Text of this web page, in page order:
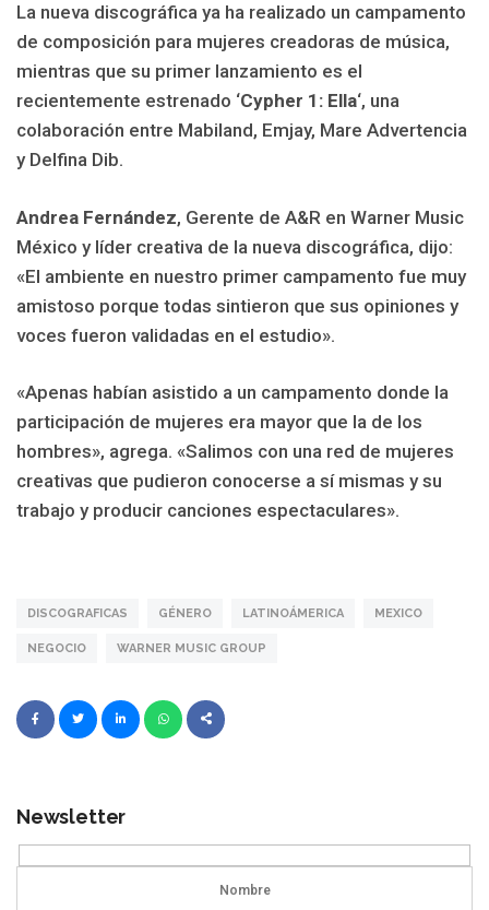
La nueva discográfica ya ha realizado un campamento
de composición para mujeres creadoras de música,
mientras que su primer lanzamiento es el
recientemente estrenado ‘Cypher 1: Ella‘, una
colaboración entre Mabiland, Emjay, Mare Advertencia
y Delfina Dib.
Andrea Fernández, Gerente de A&R en Warner Music
México y líder creativa de la nueva discográfica, dijo:
«El ambiente en nuestro primer campamento fue muy
amistoso porque todas sintieron que sus opiniones y
voces fueron validadas en el estudio».
«Apenas habían asistido a un campamento donde la
participación de mujeres era mayor que la de los
hombres», agrega. «Salimos con una red de mujeres
creativas que pudieron conocerse a sí mismas y su
trabajo y producir canciones espectaculares».
DISCOGRAFICAS GÉNERO LATINOÁMERICA MEXICO
NEGOCIO WARNER MUSIC GROUP
Newsletter